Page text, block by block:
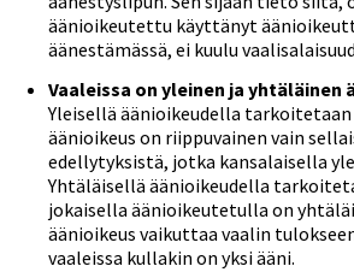
äänioikeutettu käyttänyt
äänestämässä, ei kuulu
Vaaleissa on yleinen ja yhtäläinen
Yleisellä äänioikeudella
äänioikeus on riippuvainen vain
edellytyksistä, jotka kansalaisella
Yhtäläisellä äänioikeudella
jokaisella äänioikeutetulla on
äänioikeus vaikuttaa vaalin
vaaleissa kullakin on yksi ääni.